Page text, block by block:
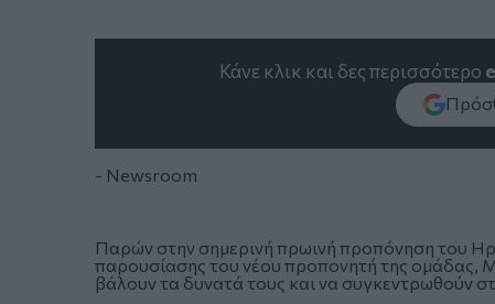
Κάνε κλικ και δες περισσότερο
- Newsroom
Παρών στην σημερινή πρωινή προπόνηση του
παρουσίασης του νέου προπονητή της ομάδας,
βάλουν τα δυνατά τους και να συγκεντρωθούν